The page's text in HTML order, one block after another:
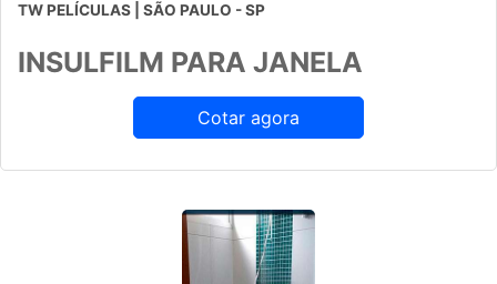
TW PELÍCULAS | SÃO PAULO - SP
INSULFILM PARA JANELA
Cotar agora